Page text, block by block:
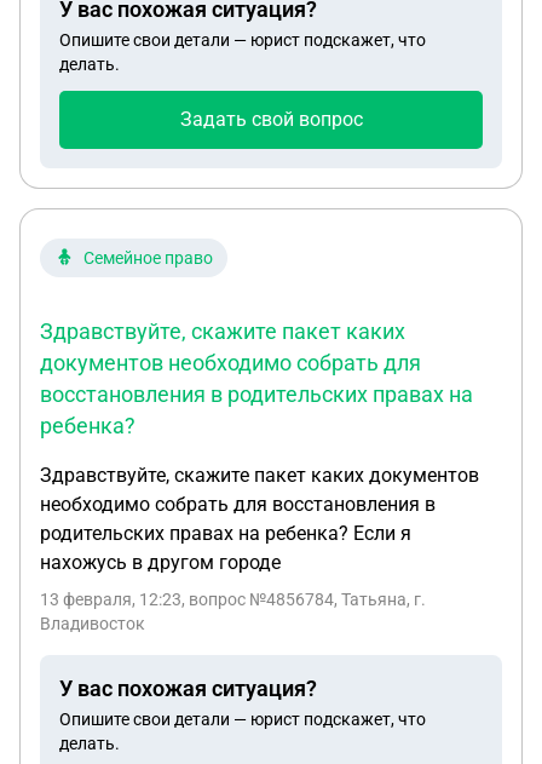
У вас похожая ситуация?
Опишите свои детали — юрист подскажет, что
делать.
Задать свой вопрос
Семейное право
Здравствуйте, скажите пакет каких
документов необходимо собрать для
восстановления в родительских правах на
ребенка?
Здравствуйте, скажите пакет каких документов
необходимо собрать для восстановления в
родительских правах на ребенка? Если я
нахожусь в другом городе
13 февраля, 12:23, вопрос №4856784, Татьяна, г.
Владивосток
У вас похожая ситуация?
Опишите свои детали — юрист подскажет, что
делать.